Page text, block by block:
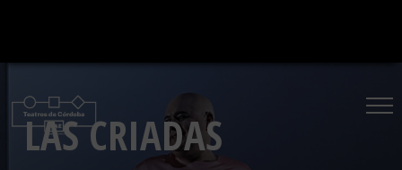
contenido
LAS CRIADAS